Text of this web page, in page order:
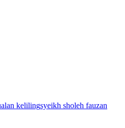
kelilingsyeikh sholeh fauzan